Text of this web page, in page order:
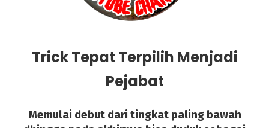
Trick Tepat Terpilih Menjadi
Pejabat
Memulai debut dari tingkat paling bawah